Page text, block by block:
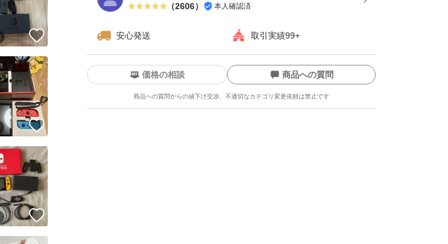
（2606） 本人確認済
安心発送 取引実績99+
価格の相談 商品への質問
商品への質問からの値下げ交渉、不適切なカテゴリ変更依頼は禁止です
いいね！
いいね！